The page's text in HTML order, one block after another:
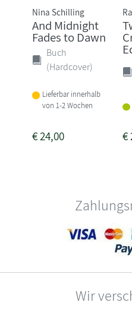
Nina Schilling
And Midnight
Fades to Dawn
Buch
(Hardcover)
Lieferbar innerhalb
von 1-2 Wochen
€24,00 €
Wir